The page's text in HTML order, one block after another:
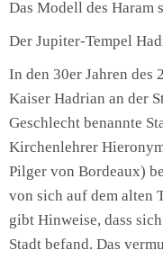
Das Modell des Haram
Der Jupiter-Tempel
In den 30er Jahren des
Kaiser Hadrian an der
Geschlecht benannte
Kirchenlehrer
Pilger von Bordeaux)
von sich auf dem alten
gibt Hinweise, dass
Stadt befand. Das